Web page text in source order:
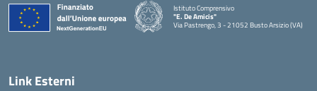
Istituto Comprensivo
"E. De Amicis"
Via Pastrengo, 3 - 21052 Busto Arsizio (VA)
Link Esterni